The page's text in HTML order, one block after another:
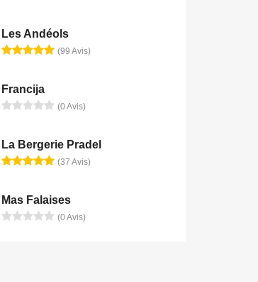
Les Andéols
(99 Avis)
Francija
(0 Avis)
La Bergerie Pradel
(37 Avis)
Mas Falaises
(0 Avis)